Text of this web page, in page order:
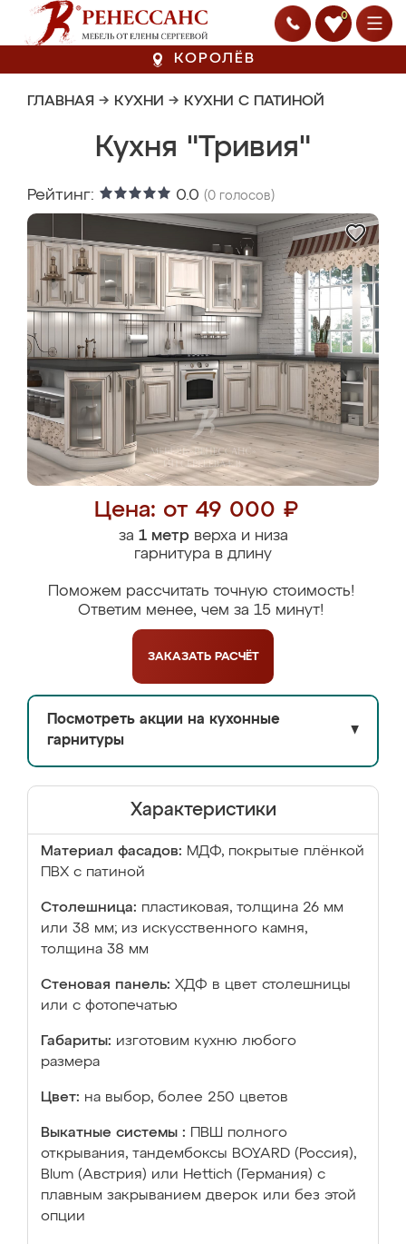
0
КОРОЛЁВ
ГЛАВНАЯ → КУХНИ → КУХНИ С ПАТИНОЙ
Кухня "Тривия"
Рейтинг: 0.0 (0 голосов)
Цена: от 49 000 ₽
за 1 метрверха и низа
гарнитура в длину
Поможем рассчитать точную стоимость!
Ответим менее, чем за 15 минут!
ЗАКАЗАТЬ РАСЧЁТ
Посмотреть акции на кухонные
гарнитуры
▼
Характеристики
Материал фасадов: МДФ, покрытые плёнкой
ПВХ с патиной
Столешница: пластиковая, толщина 26 мм
или 38 мм; из искусственного камня,
толщина 38 мм
Стеновая панель: ХДФ в цвет столешницы
или с фотопечатью
Габариты: изготовим кухню любого
размера
Цвет: на выбор, более 250 цветов
Выкатные системы :
ПВШ полного
открывания, тандембоксы BOYARD (Россия),
Blum (Австрия) или Hettich (Германия) с
плавным закрыванием дверок или без этой
опции